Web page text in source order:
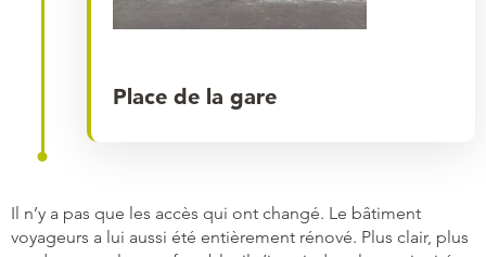
Place de la gare
Il n’y a pas que les accès qui ont changé. Le bâtiment
voyageurs a lui aussi été entièrement rénové. Plus clair, plus